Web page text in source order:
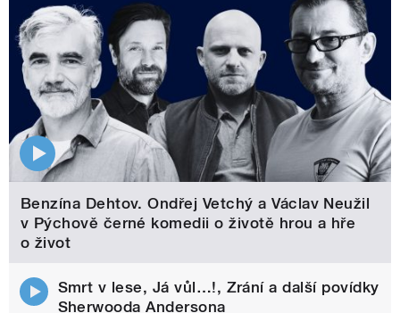
Benzína Dehtov. Ondřej Vetchý a Václav Neužil
v Pýchově černé komedii o životě hrou a hře
o život
Smrt v lese, Já vůl…!, Zrání a další povídky
Sherwooda Andersona